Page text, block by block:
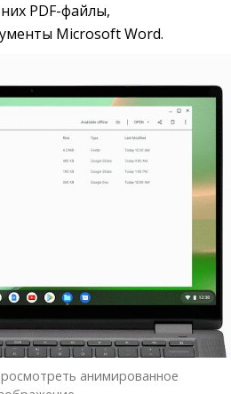
PDF-файлы,
Microsoft Word.
анимированное